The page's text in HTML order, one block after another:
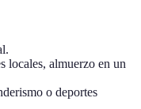
locales, almuerzo en un
o deportes